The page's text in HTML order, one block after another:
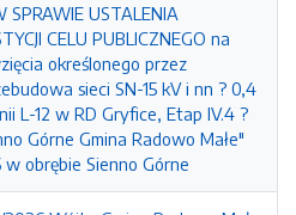
USTALENIA
CELU PUBLICZNEGO na
określonego przez
sieci SN-15 kV i nn ? 0,4
L-12 w RD Gryfice, Etap IV.4 ?
Górne Gmina Radowo Małe"
obrębie Sienno Górne